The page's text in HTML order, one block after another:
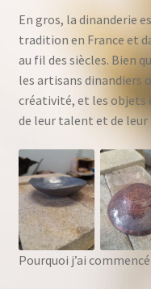
En gros, la dinanderie
tradition en France et
au fil des siècles. Bien
les artisans dinandiers
créativité, et les objets
de leur talent et de
Pourquoi j’ai